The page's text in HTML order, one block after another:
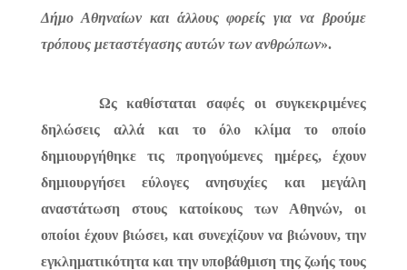
Δήμο Αθηναίων και άλλους φορείς για να βρούμε
τρόπους μεταστέγασης αυτών των ανθρώπων».
Ως καθίσταται σαφές οι συγκεκριμένες
δηλώσεις αλλά και το όλο κλίμα το οποίο
δημιουργήθηκε τις προηγούμενες ημέρες, έχουν
δημιουργήσει εύλογες ανησυχίες και μεγάλη
αναστάτωση στους κατοίκους των Αθηνών, οι
οποίοι έχουν βιώσει, και συνεχίζουν να βιώνουν, την
εγκληματικότητα και την υποβάθμιση της ζωής τους